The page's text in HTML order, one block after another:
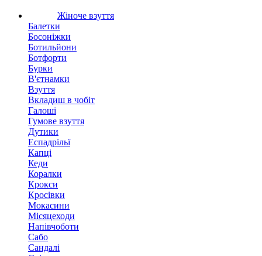
Жіноче взуття
Балетки
Босоніжки
Ботильйони
Ботфорти
Бурки
В'єтнамки
Взуття
Вкладиш в чобіт
Галоші
Гумове взуття
Дутики
Еспадрільї
Капці
Кеди
Коралки
Крокси
Кросівки
Мокасини
Місяцеходи
Напівчоботи
Сабо
Сандалі